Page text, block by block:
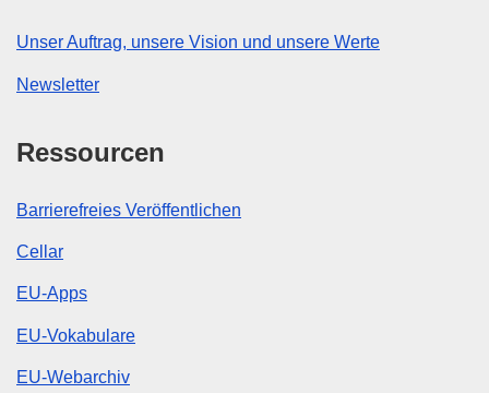
Unser Auftrag, unsere Vision und unsere Werte
Newsletter
Ressourcen
Barrierefreies Veröffentlichen
Cellar
EU-Apps
EU-Vokabulare
EU-Webarchiv